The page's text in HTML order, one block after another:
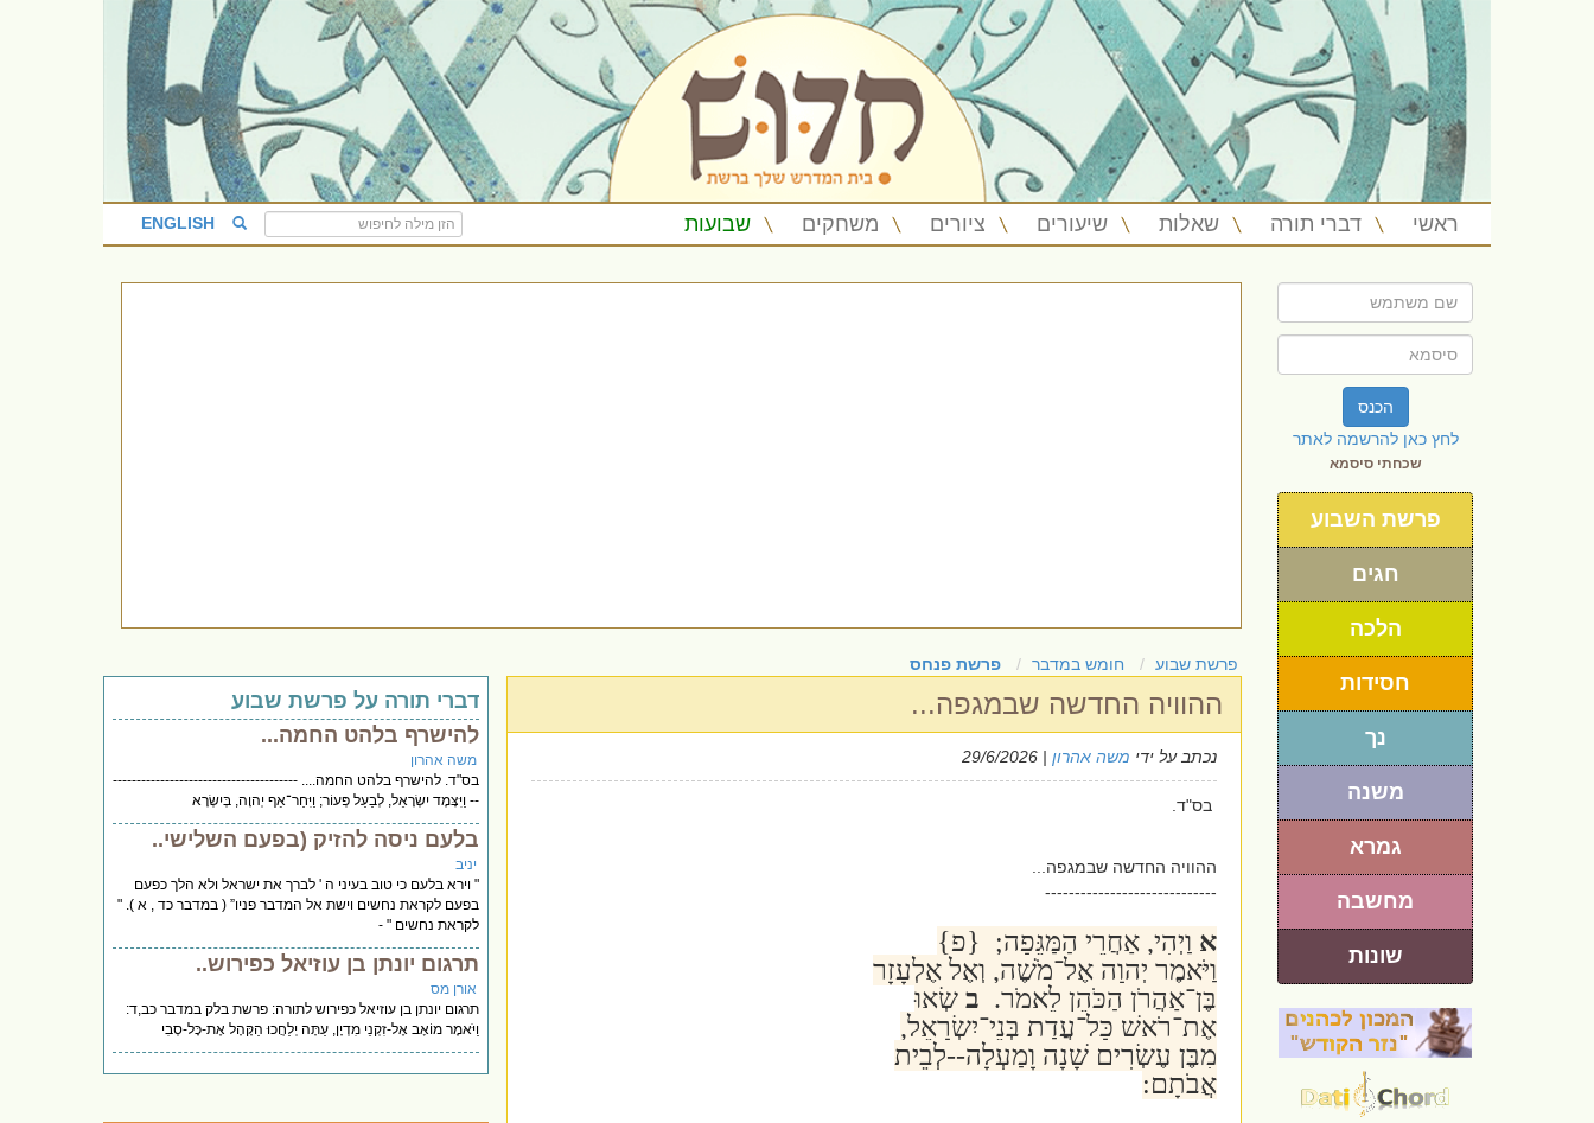
ראשי דברי תורה שאלות שיעורים ציורים משחקים שבועות ENGLISH
הכנס
לחץ כאן להרשמה לאתר
שכחתי סיסמא
פרשת השבוע
חגים
הלכה
חסידות
נך
משנה
גמרא
מחשבה
שונות
פרשת שבוע חומש במדבר פרשת פנחס
ההוויה החדשה שבמגפה...
נכתב על ידי משה אהרון | 29/6/2026
בס"ד.
ההוויה החדשה שבמגפה...
-----------------------------
א וַיְהִי, אַחֲרֵי הַמַּגֵּפָה; {פ}
וַיֹּאמֶר יְהוָה אֶל־מֹשֶׁה, וְאֶל אֶלְעָזָר
בֶּן־אַהֲרֹן הַכֹּהֵן לֵאמֹר. ב שְׂאוּ
אֶת־רֹאשׁ כָּל־עֲדַת בְּנֵי־יִשְׂרָאֵל,
מִבֶּן עֶשְׂרִים שָׁנָה וָמַעְלָה--לְבֵית
אֲבֹתָם:
דברי תורה על פרשת שבוע
להישרף בלהט החמה...
משה אהרון
בס"ד. להישרף בלהט החמה.... ---------------------------------------
-- וַיִּצָּמֶד יִשְׂרָאֵל, לְבַעַל פְּעוֹר; וַיִּחַר־אַף יְהוָה, בְּיִשְׂרָא
בלעם ניסה להזיק (בפעם השלישי..
יניב
" וירא בלעם כי טוב בעיני ה ' לברך את ישראל ולא הלך כפעם
בפעם לקראת נחשים וישת אל המדבר פניו” ( במדבר כד , א ). "
לקראת נחשים " -
תרגום יונתן בן עוזיאל כפירוש..
אורן מס
תרגום יונתן בן עוזיאל כפירוש לתורה: פרשת בלק במדבר כב,ד:
וַיֹּאמֶר מוֹאָב אֶל-זִקְנֵי מִדְיָן, עַתָּה יְלַחֲכוּ הַקָּהָל אֶת-כָּל-סְבִי